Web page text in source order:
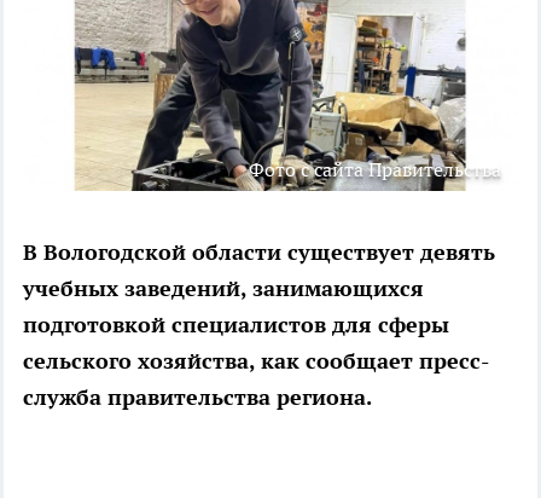
Фото с сайта Правительства
В Вологодской области существует девять
учебных заведений, занимающихся
подготовкой специалистов для сферы
сельского хозяйства, как сообщает пресс-
служба правительства региона.